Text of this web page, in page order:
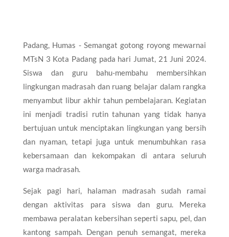
Padang, Humas - Semangat gotong royong mewarnai
MTsN 3 Kota Padang pada hari Jumat, 21 Juni 2024.
Siswa dan guru bahu-membahu membersihkan
lingkungan madrasah dan ruang belajar dalam rangka
menyambut libur akhir tahun pembelajaran. Kegiatan
ini menjadi tradisi rutin tahunan yang tidak hanya
bertujuan untuk menciptakan lingkungan yang bersih
dan nyaman, tetapi juga untuk menumbuhkan rasa
kebersamaan dan kekompakan di antara seluruh
warga madrasah.
Sejak pagi hari, halaman madrasah sudah ramai
dengan aktivitas para siswa dan guru. Mereka
membawa peralatan kebersihan seperti sapu, pel, dan
kantong sampah. Dengan penuh semangat, mereka